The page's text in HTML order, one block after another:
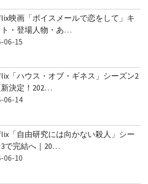
映画「ボイスメールで恋をして」キ
ト・登場人物・あ…
06-15
「ハウス・オブ・ギネス」シーズン2
決定！202…
06-14
「自由研究には向かない殺人」シー
3で完結へ｜20…
06-10